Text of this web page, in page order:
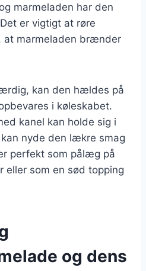
marmeladen har den
er vigtigt at røre
marmeladen brænder
kan den hældes på
i køleskabet.
kanel kan holde sig i
nyde den lækre smag
perfekt som pålæg på
eller som en sød topping
og dens